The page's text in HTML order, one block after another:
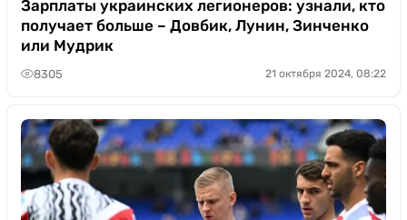
Зарплаты украинских легионеров: узнали, кто
получает больше – Довбик, Лунин, Зинченко
или Мудрик
8305 21 октября 2024, 08:22